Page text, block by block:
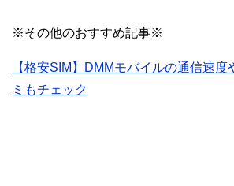
※その他のおすすめ記事※
【格安SIM】DMMモバイルの通信速度
ミもチェック